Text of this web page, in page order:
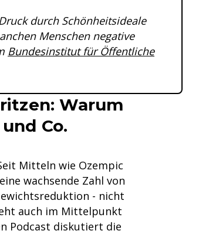
durch Schönheitsideale
Menschen negative
Bundesinstitut für Öffentliche
Warum
Co.
Mitteln wie Ozempic
wachsende Zahl von
- nicht
auch im Mittelpunkt
Podcast diskutiert die